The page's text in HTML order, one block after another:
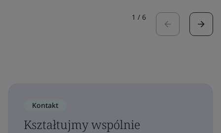
1 / 6
Kontakt
Kształtujmy wspólnie